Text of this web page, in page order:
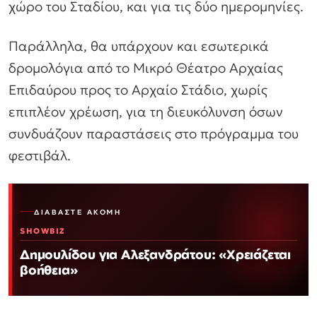
χώρο του Σταδίου, και για τις δύο ημερομηνίες.
Παράλληλα, θα υπάρχουν και εσωτερικά
δρομολόγια από το Μικρό Θέατρο Αρχαίας
Επιδαύρου προς το Αρχαίο Στάδιο, χωρίς
επιπλέον χρέωση, για τη διευκόλυνση όσων
συνδυάζουν παραστάσεις στο πρόγραμμα του
φεστιβάλ.
ΔΙΑΒΆΣΤΕ ΑΚΌΜΗ
SHOWBIZ
Δημουλίδου για Αλεξανδράτου: «Χρειάζεται
βοήθεια»